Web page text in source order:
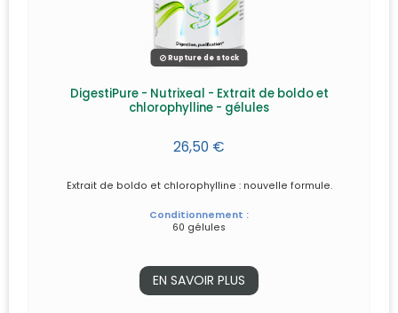
Rupture de stock
DigestiPure - Nutrixeal - Extrait de boldo et
chlorophylline - gélules
26,50 €
Extrait de boldo et chlorophylline : nouvelle formule.
Conditionnement :
60 gélules
EN SAVOIR PLUS